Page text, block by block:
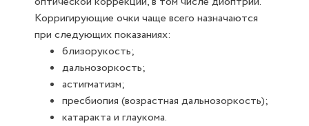
Корригирующие очки чаще всего назначаются
при следующих показаниях:
близорукость;
дальнозоркость;
астигматизм;
пресбиопия (возрастная дальнозоркость);
катаракта и глаукома.